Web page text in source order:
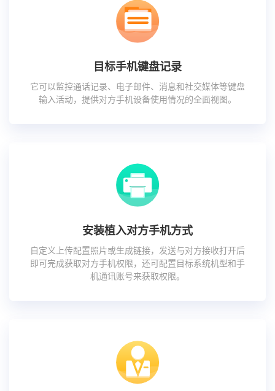
目标手机键盘记录
它可以监控通话记录、电子邮件、消息和社交媒体等键盘
输入活动，提供对方手机设备使用情况的全面视图。
安装植入对方手机方式
自定义上传配置照片或生成链接，发送与对方接收打开后
即可完成获取对方手机权限，还可配置目标系统机型和手
机通讯账号来获取权限。